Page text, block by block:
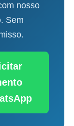
nosso
Sem